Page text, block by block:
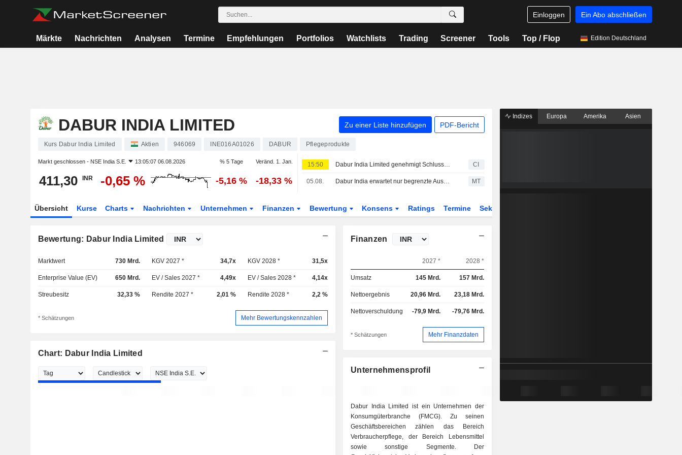
Einloggen Ein Abo abschließen
Märkte Nachrichten Analysen Termine Empfehlungen Portfolios Watchlists Trading Screener Tools Top / Flop Edition Deutschland
DABUR INDIA LIMITED Zu einer Liste hinzufügen PDF-Bericht
Kurs Dabur India Limited Aktien 946069 INE016A01026 DABUR Pflegeprodukte
Markt geschlossen - NSE India S.E. 13:05:07 06.08.2026 % 5 Tage Veränd. 1. Jan.
411,30 INR -0,65 % -5,16 % -18,33 %
15:50 Dabur India Limited genehmigt Schlussdividende für das am 31. März 2026 beendete Geschäftsjahr CI
05.08. Dabur India erwartet nur begrenzte Auswirkungen durch Verbot bestimmter Produktkennzeichnungen durch Indiens Lebensmittelaufsicht MT
Übersicht Kurse Charts Nachrichten Unternehmen Finanzen Bewertung Konsens Ratings Termine Sektor
Bewertung: Dabur India Limited
Marktwert 730 Mrd. KGV 2027 * 34,7x KGV 2028 * 31,5x
Enterprise Value (EV) 650 Mrd. EV / Sales 2027 * 4,49x EV / Sales 2028 * 4,14x
Streubesitz 32,33 % Rendite 2027 * 2,01 % Rendite 2028 * 2,2 %
* Schätzungen Mehr Bewertungskennzahlen
Chart: Dabur India Limited
Finanzen
2027 * 2028 *
Umsatz 145 Mrd. 157 Mrd.
Nettoergebnis 20,96 Mrd. 23,18 Mrd.
Nettoverschuldung -79,9 Mrd. -79,76 Mrd.
* Schätzungen Mehr Finanzdaten
Unternehmensprofil
Dabur India Limited ist ein Unternehmen der
Konsumgüterbranche (FMCG). Zu seinen
Geschäftsbereichen zählen das Bereich
Verbraucherpflege, der Bereich Lebensmittel
sowie sonstige Segmente. Der
Indizes Europa Amerika Asien